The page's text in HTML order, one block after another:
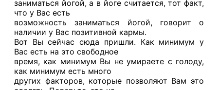
заниматься йогой, а в йоге считается, тот факт,
что у Вас есть
возможность заниматься йогой, говорит о
наличии у Вас позитивной кармы.
Вот Вы сейчас сюда пришли. Как минимум у
Вас есть на это свободное
время, как минимум Вы не умираете с голоду,
как минимум есть много
других факторов, которые позволяют Вам это